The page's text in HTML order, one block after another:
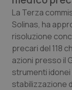
Professionisti
Abruzzo
Basilicata
QS Pro
Artrite &
QS Club
La Terza
Solinas, ha
risoluzione
precari del 118
azioni presso il
strumenti
stabilizzazione